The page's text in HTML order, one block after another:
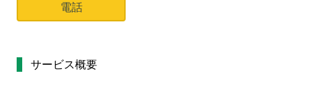
電話
サービス概要